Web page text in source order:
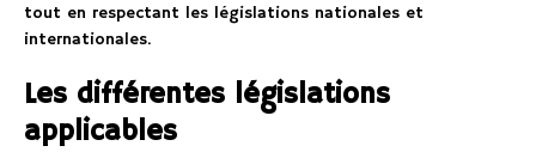
tout en respectant les législations nationales et
internationales.
Les différentes législations
applicables